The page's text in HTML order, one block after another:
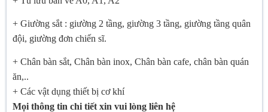
+ Giường sắt : giường 2 tầng, giường 3 tầng, giường tầng quân
đội, giường đơn chiến sĩ.
+ Chân bàn sắt, Chân bàn inox, Chân bàn cafe, chân bàn quán
ăn,..
+ Các vật dụng thiết bị cơ khí
Mọi thông tin chi tiết xin vui lòng liên hệ